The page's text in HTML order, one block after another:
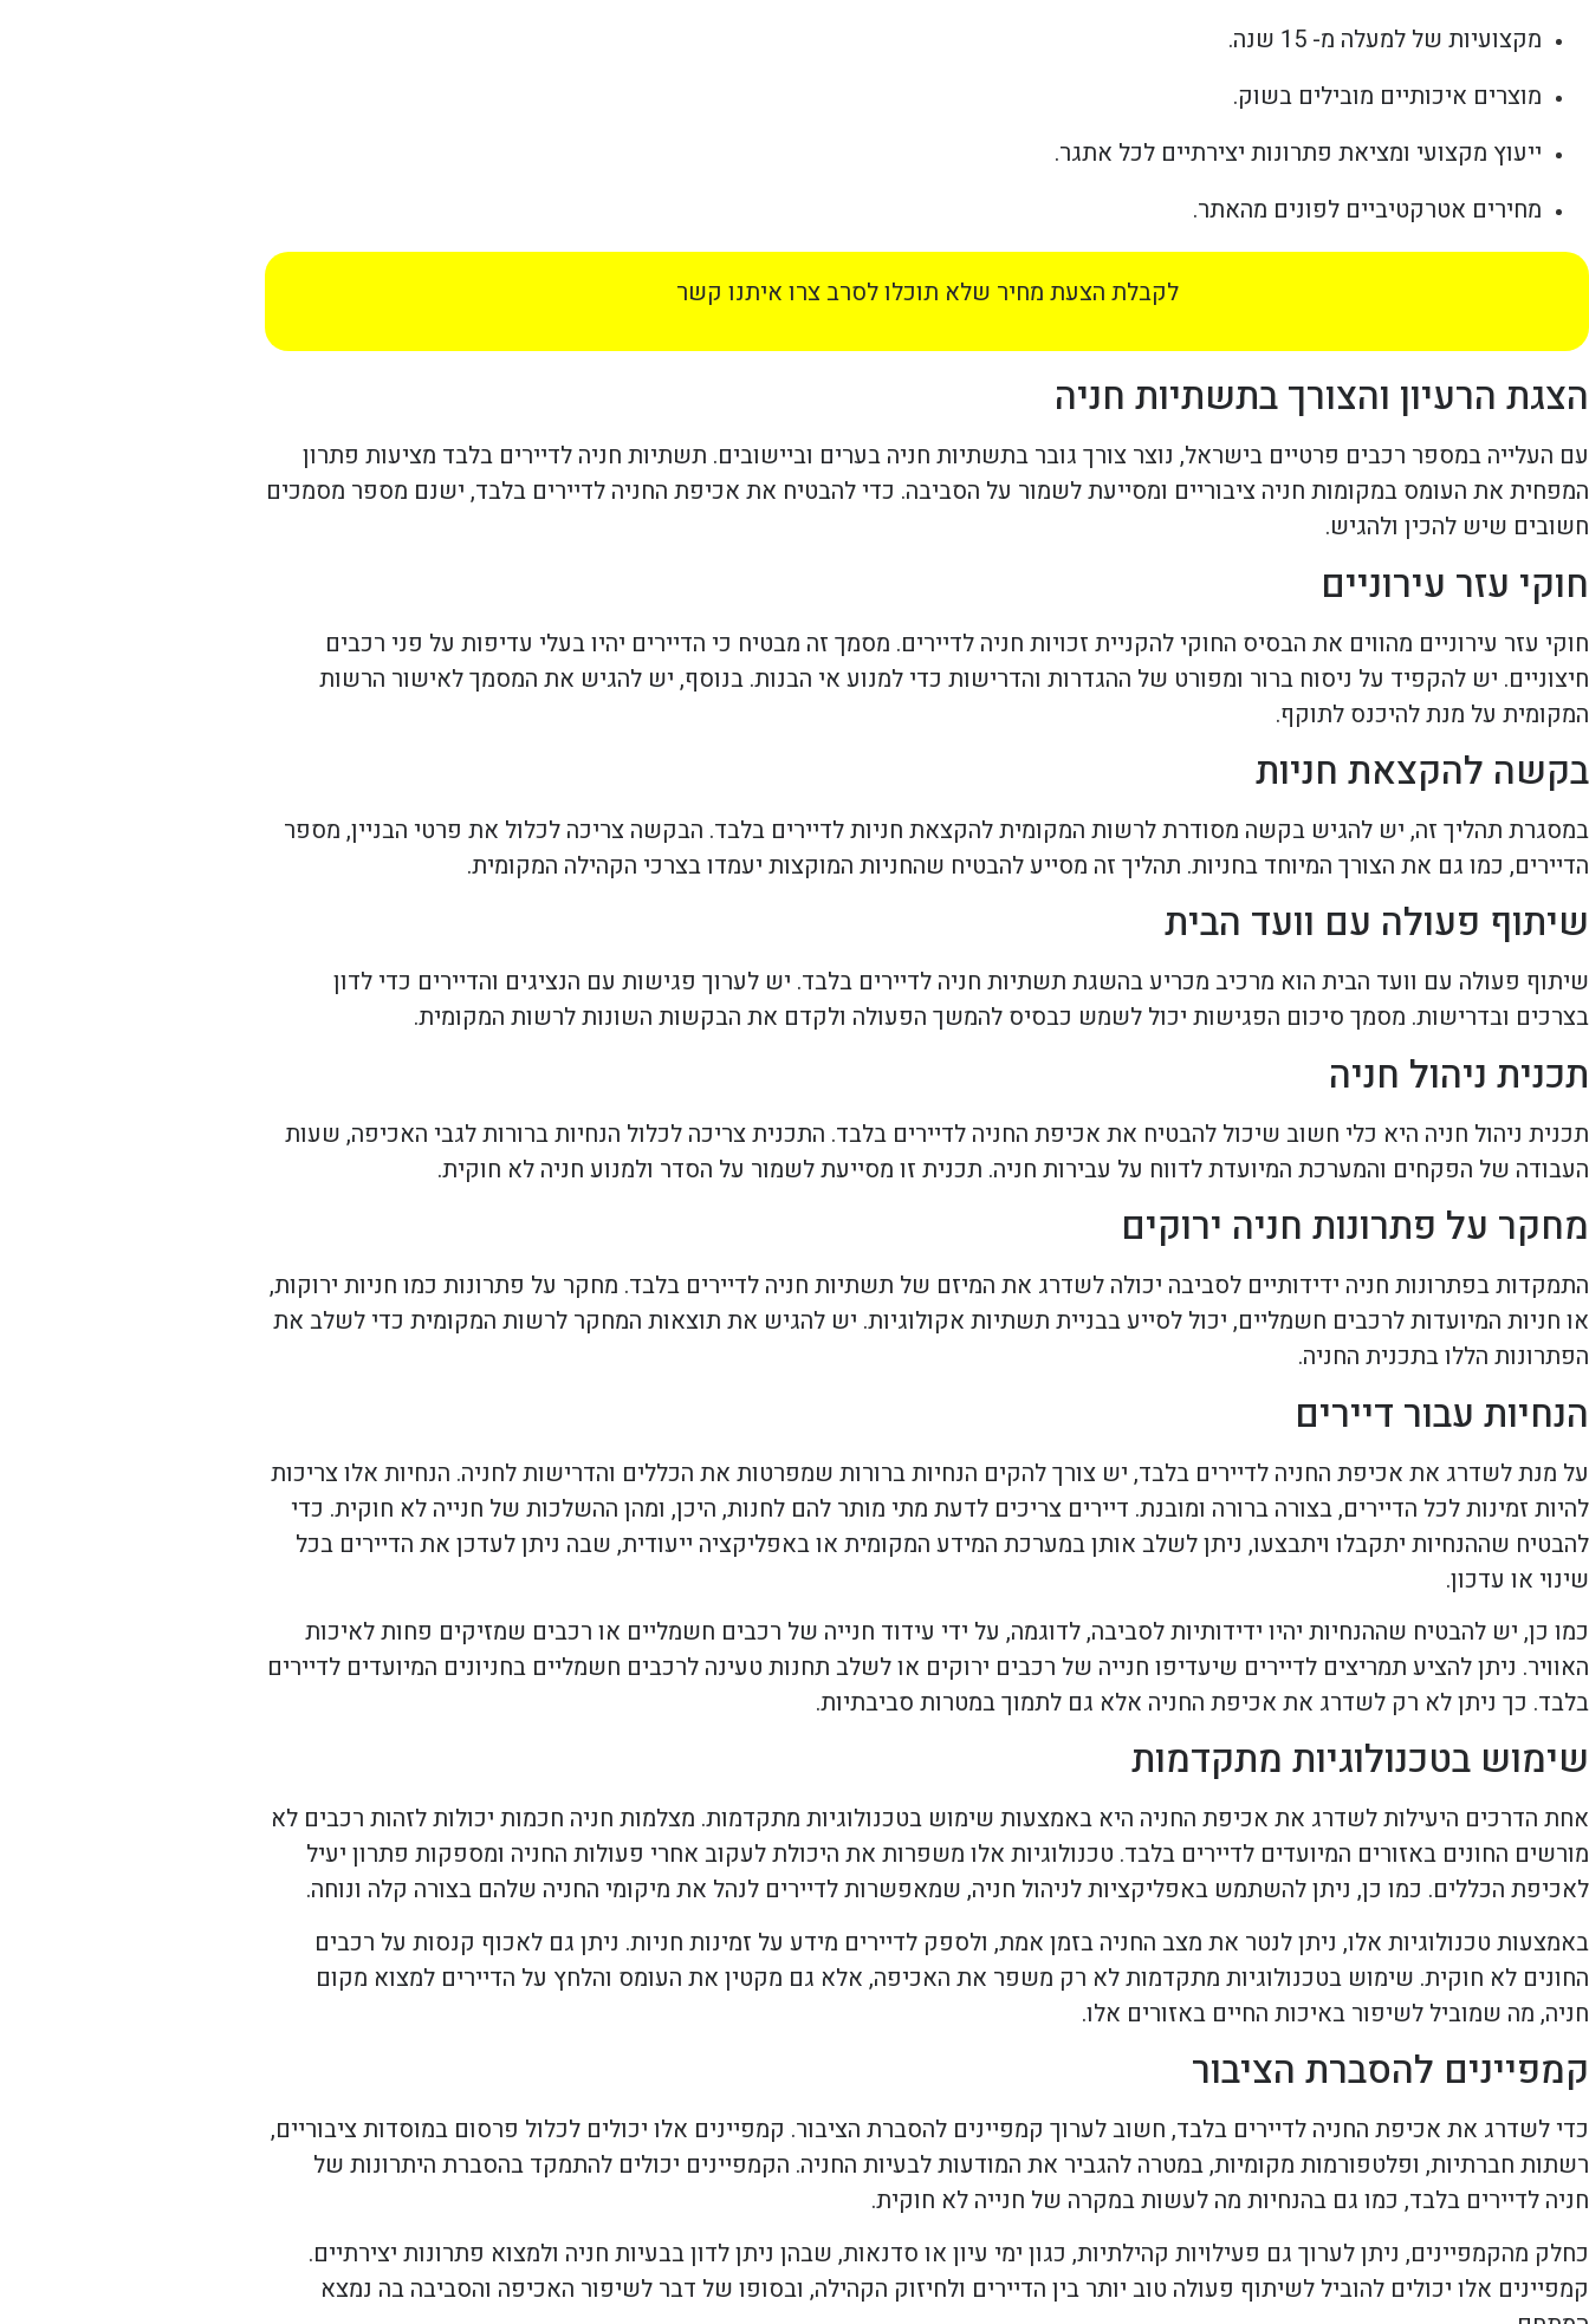
מקצועיות של למעלה מ- 15 שנה.
מוצרים איכותיים מובילים בשוק.
ייעוץ מקצועי ומציאת פתרונות יצירתיים לכל אתגר.
מחירים אטרקטיביים לפונים מהאתר.
לקבלת הצעת מחיר שלא תוכלו לסרב צרו איתנו קשר
הצגת הרעיון והצורך בתשתיות חניה
עם העלייה במספר רכבים פרטיים בישראל, נוצר צורך גובר בתשתיות חניה בערים וביישובים. תשתיות חניה לדיירים בלבד מציעות פתרון
המפחית את העומס במקומות חניה ציבוריים ומסייעת לשמור על הסביבה. כדי להבטיח את אכיפת החניה לדיירים בלבד, ישנם מספר מסמכים
חשובים שיש להכין ולהגיש.
חוקי עזר עירוניים
חוקי עזר עירוניים מהווים את הבסיס החוקי להקניית זכויות חניה לדיירים. מסמך זה מבטיח כי הדיירים יהיו בעלי עדיפות על פני רכבים
חיצוניים. יש להקפיד על ניסוח ברור ומפורט של ההגדרות והדרישות כדי למנוע אי הבנות. בנוסף, יש להגיש את המסמך לאישור הרשות
המקומית על מנת להיכנס לתוקף.
בקשה להקצאת חניות
במסגרת תהליך זה, יש להגיש בקשה מסודרת לרשות המקומית להקצאת חניות לדיירים בלבד. הבקשה צריכה לכלול את פרטי הבניין, מספר
הדיירים, כמו גם את הצורך המיוחד בחניות. תהליך זה מסייע להבטיח שהחניות המוקצות יעמדו בצרכי הקהילה המקומית.
שיתוף פעולה עם וועד הבית
שיתוף פעולה עם וועד הבית הוא מרכיב מכריע בהשגת תשתיות חניה לדיירים בלבד. יש לערוך פגישות עם הנציגים והדיירים כדי לדון
בצרכים ובדרישות. מסמך סיכום הפגישות יכול לשמש כבסיס להמשך הפעולה ולקדם את הבקשות השונות לרשות המקומית.
תכנית ניהול חניה
תכנית ניהול חניה היא כלי חשוב שיכול להבטיח את אכיפת החניה לדיירים בלבד. התכנית צריכה לכלול הנחיות ברורות לגבי האכיפה, שעות
העבודה של הפקחים והמערכת המיועדת לדווח על עבירות חניה. תכנית זו מסייעת לשמור על הסדר ולמנוע חניה לא חוקית.
מחקר על פתרונות חניה ירוקים
התמקדות בפתרונות חניה ידידותיים לסביבה יכולה לשדרג את המיזם של תשתיות חניה לדיירים בלבד. מחקר על פתרונות כמו חניות ירוקות,
או חניות המיועדות לרכבים חשמליים, יכול לסייע בבניית תשתיות אקולוגיות. יש להגיש את תוצאות המחקר לרשות המקומית כדי לשלב את
הפתרונות הללו בתכנית החניה.
הנחיות עבור דיירים
על מנת לשדרג את אכיפת החניה לדיירים בלבד, יש צורך להקים הנחיות ברורות שמפרטות את הכללים והדרישות לחניה. הנחיות אלו צריכות
להיות זמינות לכל הדיירים, בצורה ברורה ומובנת. דיירים צריכים לדעת מתי מותר להם לחנות, היכן, ומהן ההשלכות של חנייה לא חוקית. כדי
להבטיח שההנחיות יתקבלו ויתבצעו, ניתן לשלב אותן במערכת המידע המקומית או באפליקציה ייעודית, שבה ניתן לעדכן את הדיירים בכל
שינוי או עדכון.
כמו כן, יש להבטיח שההנחיות יהיו ידידותיות לסביבה, לדוגמה, על ידי עידוד חנייה של רכבים חשמליים או רכבים שמזיקים פחות לאיכות
האוויר. ניתן להציע תמריצים לדיירים שיעדיפו חנייה של רכבים ירוקים או לשלב תחנות טעינה לרכבים חשמליים בחניונים המיועדים לדיירים
בלבד. כך ניתן לא רק לשדרג את אכיפת החניה אלא גם לתמוך במטרות סביבתיות.
שימוש בטכנולוגיות מתקדמות
אחת הדרכים היעילות לשדרג את אכיפת החניה היא באמצעות שימוש בטכנולוגיות מתקדמות. מצלמות חניה חכמות יכולות לזהות רכבים לא
מורשים החונים באזורים המיועדים לדיירים בלבד. טכנולוגיות אלו משפרות את היכולת לעקוב אחרי פעולות החניה ומספקות פתרון יעיל
לאכיפת הכללים. כמו כן, ניתן להשתמש באפליקציות לניהול חניה, שמאפשרות לדיירים לנהל את מיקומי החניה שלהם בצורה קלה ונוחה.
באמצעות טכנולוגיות אלו, ניתן לנטר את מצב החניה בזמן אמת, ולספק לדיירים מידע על זמינות חניות. ניתן גם לאכוף קנסות על רכבים
החונים לא חוקית. שימוש בטכנולוגיות מתקדמות לא רק משפר את האכיפה, אלא גם מקטין את העומס והלחץ על הדיירים למצוא מקום
חניה, מה שמוביל לשיפור באיכות החיים באזורים אלו.
קמפיינים להסברת הציבור
כדי לשדרג את אכיפת החניה לדיירים בלבד, חשוב לערוך קמפיינים להסברת הציבור. קמפיינים אלו יכולים לכלול פרסום במוסדות ציבוריים,
רשתות חברתיות, ופלטפורמות מקומיות, במטרה להגביר את המודעות לבעיות החניה. הקמפיינים יכולים להתמקד בהסברת היתרונות של
חניה לדיירים בלבד, כמו גם בהנחיות מה לעשות במקרה של חנייה לא חוקית.
כחלק מהקמפיינים, ניתן לערוך גם פעילויות קהילתיות, כגון ימי עיון או סדנאות, שבהן ניתן לדון בבעיות חניה ולמצוא פתרונות יצירתיים.
קמפיינים אלו יכולים להוביל לשיתוף פעולה טוב יותר בין הדיירים ולחיזוק הקהילה, ובסופו של דבר לשיפור האכיפה והסביבה בה נמצא